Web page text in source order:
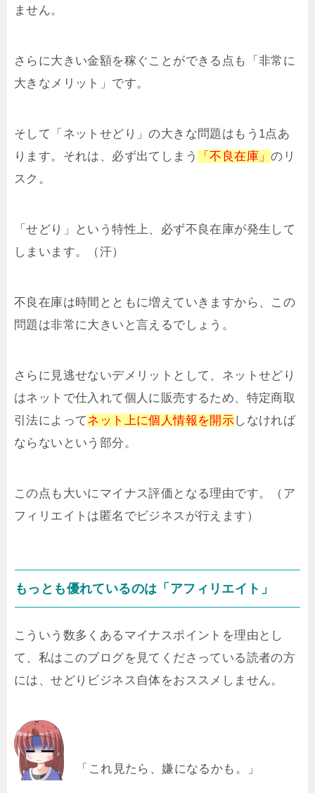
ません。
さらに大きい金額を稼ぐことができる点も「非常に
大きなメリット」です。
そして「ネットせどり」の大きな問題はもう1点あ
ります。それは、必ず出てしまう
「不良在庫」のリ
スク。
「せどり」という特性上、必ず不良在庫が発生して
しまいます。（汗）
不良在庫は時間とともに増えていきますから、この
問題は非常に大きいと言えるでしょう。
さらに見逃せないデメリットとして、ネットせどり
はネットで仕入れて個人に販売するため、特定商取
引法によってネット上に個人情報を開示しなければ
ならないという部分。
この点も大いにマイナス評価となる理由です。（ア
フィリエイトは匿名でビジネスが行えます）
もっとも優れているのは「アフィリエイト」
こういう数多くあるマイナスポイントを理由とし
て、私はこのブログを見てくださっている読者の方
には、せどりビジネス自体をおススメしません。
「これ見たら、嫌になるかも。」